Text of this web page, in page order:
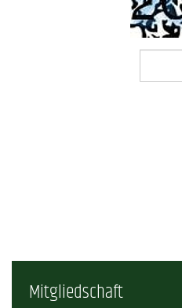
Mitgliedschaft